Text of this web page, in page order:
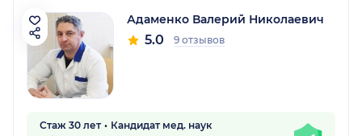
Адаменко Валерий Николаевич
5.0 9 отзывов
Стаж 30 лет
Кандидат мед. наук